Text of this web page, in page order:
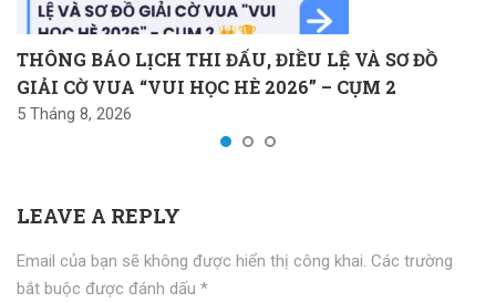
THÔNG BÁO LỊCH THI ĐẤU, ĐIỀU LỆ VÀ SƠ ĐỒ
GIẢI CỜ VUA “VUI HỌC HÈ 2026” – CỤM 2
5 Tháng 8, 2026
LEAVE A REPLY
Email của bạn sẽ không được hiển thị công khai. Các trường
bắt buộc được đánh dấu *